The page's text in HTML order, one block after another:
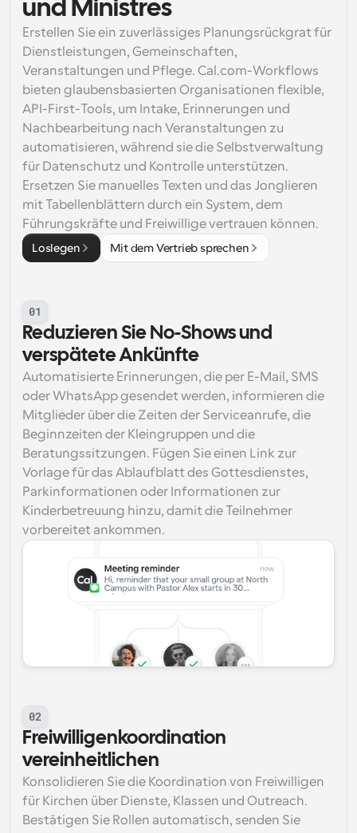
und Ministres
Erstellen Sie ein zuverlässiges Planungsrückgrat für
Dienstleistungen, Gemeinschaften,
Veranstaltungen und Pflege. Cal.com-Workflows
bieten glaubensbasierten Organisationen flexible,
API-First-Tools, um Intake, Erinnerungen und
Nachbearbeitung nach Veranstaltungen zu
automatisieren, während sie die Selbstverwaltung
für Datenschutz und Kontrolle unterstützen.
Ersetzen Sie manuelles Texten und das Jonglieren
mit Tabellenblättern durch ein System, dem
Führungskräfte und Freiwillige vertrauen können.
Loslegen Mit dem Vertrieb sprechen
01
Reduzieren Sie No-Shows und
verspätete Ankünfte
Automatisierte Erinnerungen, die per E-Mail, SMS
oder WhatsApp gesendet werden, informieren die
Mitglieder über die Zeiten der Serviceanrufe, die
Beginnzeiten der Kleingruppen und die
Beratungssitzungen. Fügen Sie einen Link zur
Vorlage für das Ablaufblatt des Gottesdienstes,
Parkinformationen oder Informationen zur
Kinderbetreuung hinzu, damit die Teilnehmer
vorbereitet ankommen.
02
Freiwilligenkoordination
vereinheitlichen
Konsolidieren Sie die Koordination von Freiwilligen
für Kirchen über Dienste, Klassen und Outreach.
Bestätigen Sie Rollen automatisch, senden Sie